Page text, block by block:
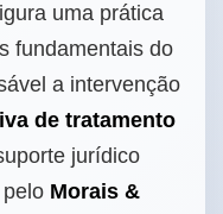
uma prática
fundamentais do
a intervenção
de tratamento
jurídico
Morais &